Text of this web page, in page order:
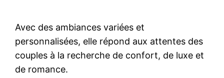
Avec des ambiances variées et
personnalisées, elle répond aux attentes des
couples à la recherche de confort, de luxe et
de romance.